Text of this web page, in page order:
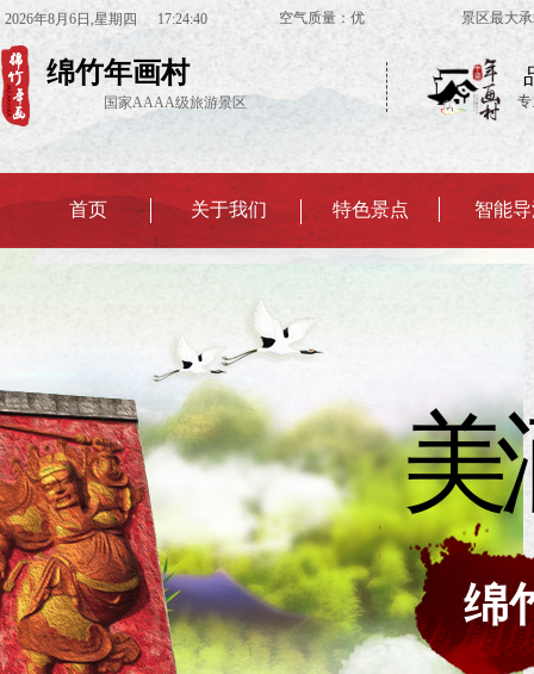
绵竹年画村
国家AAAA级旅游景区
首页 关于我们 特色景点 智能
2026年8月 6日 ,星期四 17:24:41 空气质量：优 景区最大承载
美
绵